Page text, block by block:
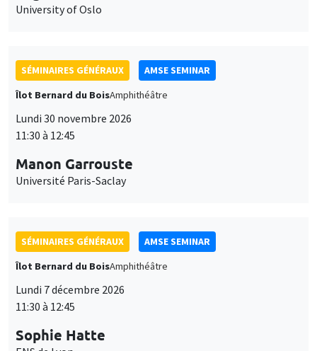
University of Oslo
SÉMINAIRES GÉNÉRAUX
AMSE SEMINAR
Îlot Bernard du BoisAmphithéâtre
Lundi 30 novembre 2026
11:30 à 12:45
Manon Garrouste
Université Paris-Saclay
SÉMINAIRES GÉNÉRAUX
AMSE SEMINAR
Îlot Bernard du BoisAmphithéâtre
Lundi 7 décembre 2026
11:30 à 12:45
Sophie Hatte